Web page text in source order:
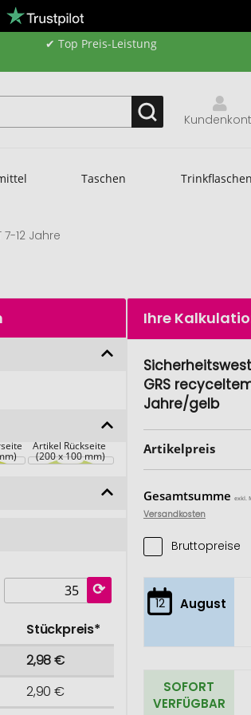
✔ Top Preis-Leistung
Taschen
12 Jahre
Artikel Rückseite
(200 x 100 mm)
Stückpreis*
2,98 €
2,90 €
Ihre
GRS
Jahre/gelb
Artikelpreis
Gesamtsumme exkl.
Versandkosten
Bruttopreise
12 August
SOFORT
VERFÜGBAR